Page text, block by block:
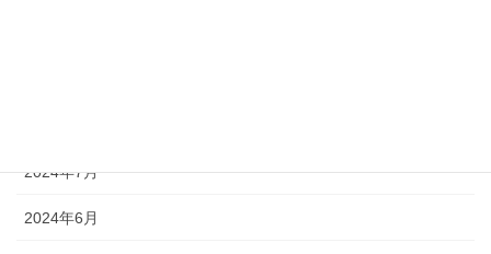
2024年7月
2024年6月